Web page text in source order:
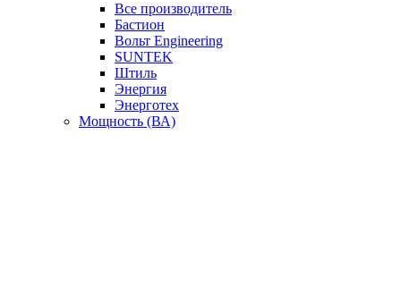
Все производитель
Бастион
Вольт Engineering
SUNTEK
Штиль
Энергия
Энерготех
Мощность (ВА)